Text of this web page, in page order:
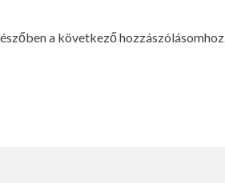
a következő hozzászólásomhoz.